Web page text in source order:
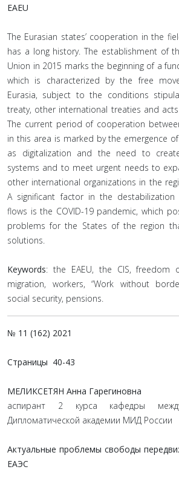
EAEU
The Eurasian states’ cooperation in the
has a long history. The establishment of
Union in 2015 marks the beginning of a
which is characterized by the free
Eurasia, subject to the conditions
treaty, other international treaties and
The current period of cooperation
in this area is marked by the emergence
as digitalization and the need to
systems and to meet urgent needs to
other international organizations in the
A significant factor in the
flows is the COVID-19 pandemic, which
problems for the States of the region
solutions.
Keywords: the EAEU, the CIS, freedom
migration, workers, “Work without
social security, pensions.
№ 11 (162) 2021
Страницы 40-43
МЕЛИКСЕТЯН Анна Гарегиновна
аспирант 2 курса кафедры
Дипломатической академии МИД России
Актуальные проблемы свободы
ЕАЭС